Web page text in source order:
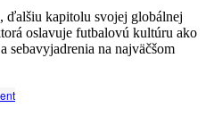
ďalšiu kapitolu svojej globálnej
oslavuje futbalovú kultúru ako
sebavyjadrenia na najväčšom